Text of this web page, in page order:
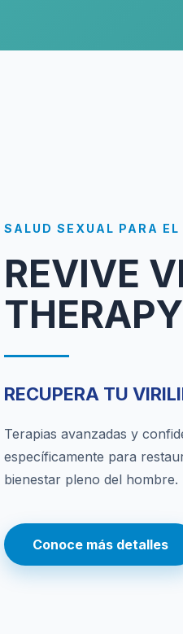
SALUD SEXUAL PARA EL
REVIVE
THERAPY
RECUPERA TU
Terapias avanzadas y
específicamente para
bienestar pleno del hombre.
Conoce más detalles